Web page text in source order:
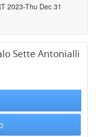
2023-Thu Dec 31
Sette Antonialli